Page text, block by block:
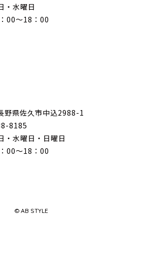
・水曜日
00〜18：00
野県佐久市中込2988-1
8185
・水曜日・日曜日
00〜18：00
© AB STYLE